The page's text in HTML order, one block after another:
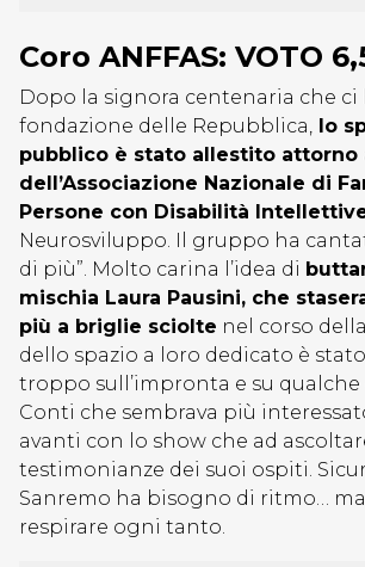
Coro ANFFAS: VOTO
Dopo la signora centenaria che ci
fondazione delle Repubblica, lo
pubblico è stato allestito attorno
dell’Associazione Nazionale di
Persone con Disabilità
Neurosviluppo. Il gruppo ha
di più”. Molto carina l’idea di
mischia Laura Pausini, che
più a briglie sciolte nel corso
dello spazio a loro dedicato è
troppo sull’impronta e su qualche
Conti che sembrava più
avanti con lo show che ad
testimonianze dei suoi ospiti.
Sanremo ha bisogno di ritmo…
respirare ogni tanto.